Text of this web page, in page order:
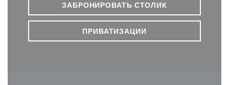
ЗАБРОНИРОВАТЬ СТОЛИК
ПРИВАТИЗАЦИИ